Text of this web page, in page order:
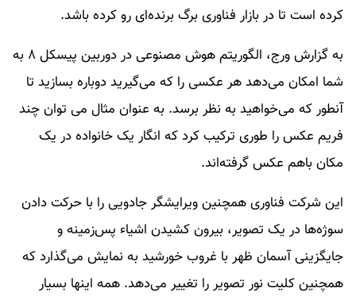
کرده است تا در بازار فناوری برگ برنده‌ای رو کرده باشد.
به گزارش ورج، الگوریتم هوش مصنوعی در دوربین پیسکل ۸ به
شما امکان می‌دهد هر عکسی را که می‌گیرید دوباره بسازید تا
آنطور که می‌خواهید به نظر برسد. به عنوان مثال می توان چند
فریم عکس را طوری ترکیب کرد که انگار یک خانواده در یک
مکان باهم عکس گرفته‌اند.
این شرکت فناوری همچنین ویرایشگر جادویی را با حرکت دادن
سوژه‌ها در یک تصویر، بیرون کشیدن اشیاء پس‌زمینه و
جایگزینی آسمان ظهر با غروب خورشید به نمایش می‌گذارد که
همچنین کلیت نور تصویر را تغییر می‌دهد. همه اینها بسیار